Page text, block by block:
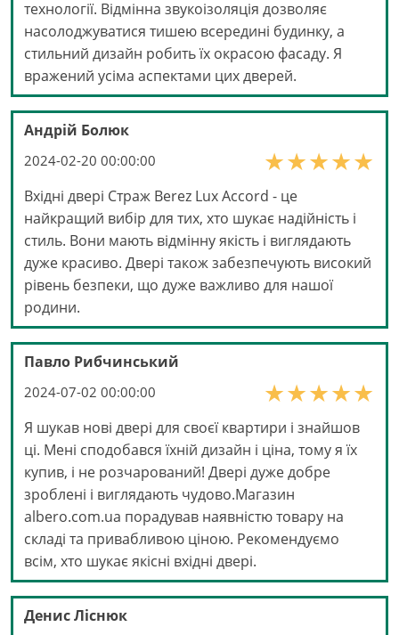
технології. Відмінна звукоізоляція дозволяє
насолоджуватися тишею всередині будинку, а
стильний дизайн робить їх окрасою фасаду. Я
вражений усіма аспектами цих дверей.
Андрій Болюк
2024-02-20 00:00:00
Вхідні двері Страж Berez Lux Accord - це
найкращий вибір для тих, хто шукає надійність і
стиль. Вони мають відмінну якість і виглядають
дуже красиво. Двері також забезпечують високий
рівень безпеки, що дуже важливо для нашої
родини.
Павло Рибчинський
2024-07-02 00:00:00
Я шукав нові двері для своєї квартири і знайшов
ці. Мені сподобався їхній дизайн і ціна, тому я їх
купив, і не розчарований! Двері дуже добре
зроблені і виглядають чудово.Магазин
albero.com.ua порадував наявністю товару на
складі та привабливою ціною. Рекомендуємо
всім, хто шукає якісні вхідні двері.
Денис Ліснюк